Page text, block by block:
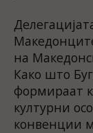
на
Како што
формираат
културни
конвенции